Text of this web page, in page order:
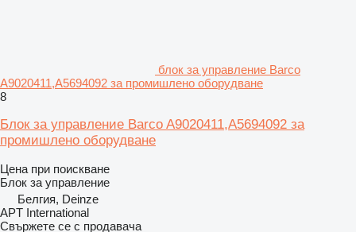
блок за управление Barco
A9020411,A5694092 за промишлено оборудване
8
Блок за управление Barco A9020411,A5694092 за
промишлено оборудване
Цена при поискване
Блок за управление
Белгия, Deinze
APT International
Свържете се с продавача